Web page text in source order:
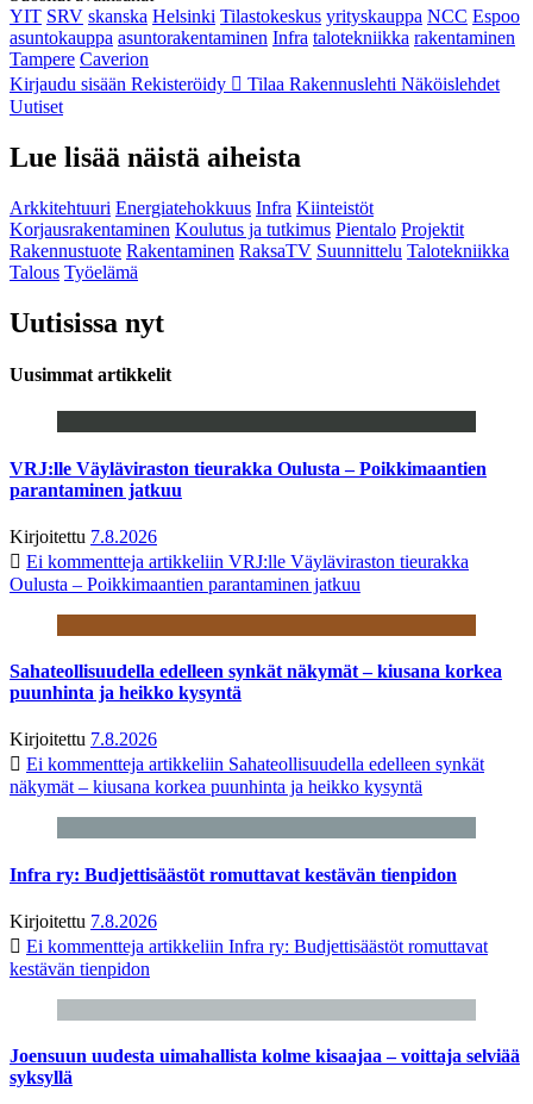
YIT SRV skanska Helsinki Tilastokeskus yrityskauppa NCC Espoo
asuntokauppa asuntorakentaminen Infra talotekniikka rakentaminen
Tampere Caverion
Kirjaudu sisään Rekisteröidy Tilaa Rakennuslehti Näköislehdet
Uutiset
Lue lisää näistä aiheista
Arkkitehtuuri Energiatehokkuus Infra Kiinteistöt
Korjausrakentaminen Koulutus ja tutkimus Pientalo Projektit
Rakennustuote Rakentaminen RaksaTV Suunnittelu Talotekniikka
Talous Työelämä
Uutisissa nyt
Uusimmat artikkelit
VRJ:lle Väyläviraston tieurakka Oulusta – Poikkimaantien
parantaminen jatkuu
Kirjoitettu 7.8.2026
Ei kommentteja artikkeliin VRJ:lle Väyläviraston tieurakka
Oulusta – Poikkimaantien parantaminen jatkuu
Sahateollisuudella edelleen synkät näkymät – kiusana korkea
puunhinta ja heikko kysyntä
Kirjoitettu 7.8.2026
Ei kommentteja artikkeliin Sahateollisuudella edelleen synkät
näkymät – kiusana korkea puunhinta ja heikko kysyntä
Infra ry: Budjettisäästöt romuttavat kestävän tienpidon
Kirjoitettu 7.8.2026
Ei kommentteja artikkeliin Infra ry: Budjettisäästöt romuttavat
kestävän tienpidon
Joensuun uudesta uimahallista kolme kisaajaa – voittaja selviää
syksyllä